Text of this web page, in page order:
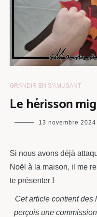
GRANDIR EN S'AMUSANT
Le hérisson
maman
13 novembre 2024
Si nous avons déjà
Noël à la maison, il me
te présenter !
Cet article contient des
perçois une